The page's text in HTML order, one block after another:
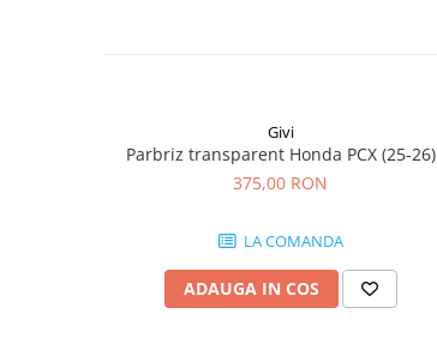
Givi
Parbriz transparent Honda PCX (25-26)
375,00 RON
LA COMANDA
ADAUGA IN COS